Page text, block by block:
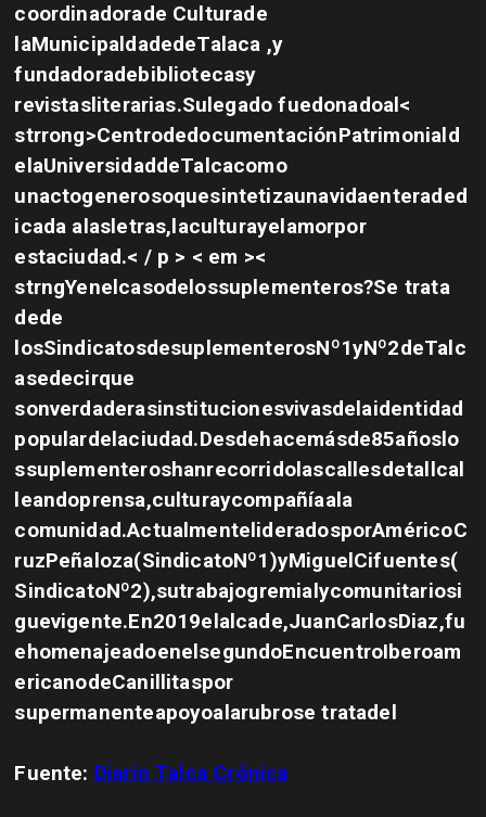
coordinadorade Culturade
laMunicipaldadedeTalaca ,y
fundadoradebibliotecasy
revistasliterarias.Sulegado fuedonadoal<
strrong>CentrodedocumentaciónPatrimoniald
elaUniversidaddeTalcacomo
unactogenerosoquesintetizaunavidaenteraded
icada alasletras,laculturayelamorpor
estaciudad.< / p > < em ><
strngYenelcasodelossuplementeros?Se trata
dede
losSindicatosdesuplementerosNº1yNº2deTalc
asedecirque
sonverdaderasinstitucionesvivasdelaidentidad
populardelaciudad.Desdehacemásde85añoslo
ssuplementeroshanrecorridolascallesdetallcal
leandoprensa,culturaycompañíaala
comunidad.ActualmentelideradosporAméricoC
ruzPeñaloza(SindicatoNº1)yMiguelCifuentes(
SindicatoNº2),sutrabajogremialycomunitariosi
guevigente.En2019elalcade,JuanCarlosDiaz,fu
ehomenajeadoenelsegundoEncuentroIberoam
ericanodeCanillitaspor
supermanenteapoyoalarubrose tratadel
Fuente: Diario Talca Crónica